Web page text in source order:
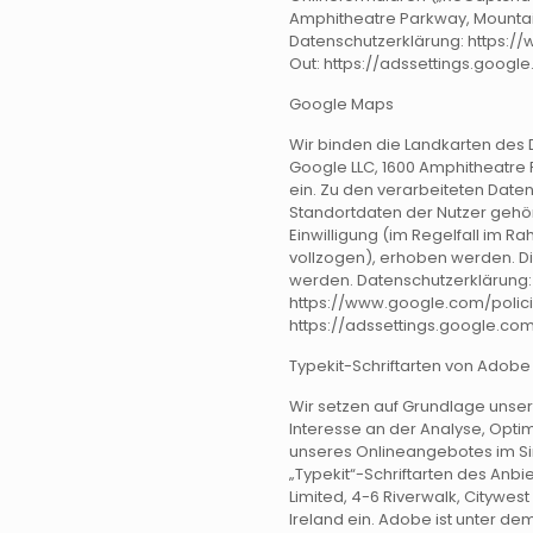
Amphitheatre Parkway,
Datenschutzerklärung:
Out: https://
Google Maps
Wir binden die Landkarten des
Google LLC, 1600
ein. Zu den verarbeiteten
Standortdaten der Nutzer
Einwilligung (im Regelfall im
vollzogen), erhoben werden.
werden. Datenschutzerklärung:
https://www.google.com/
https://
Typekit-Schriftarten von Adobe
Wir setzen auf Grundlage
Interesse an der Analyse,
unseres Onlineangebotes im
„Typekit“-Schriftarten des
Limited, 4-6 Riverwalk,
Ireland ein. Adobe ist unter